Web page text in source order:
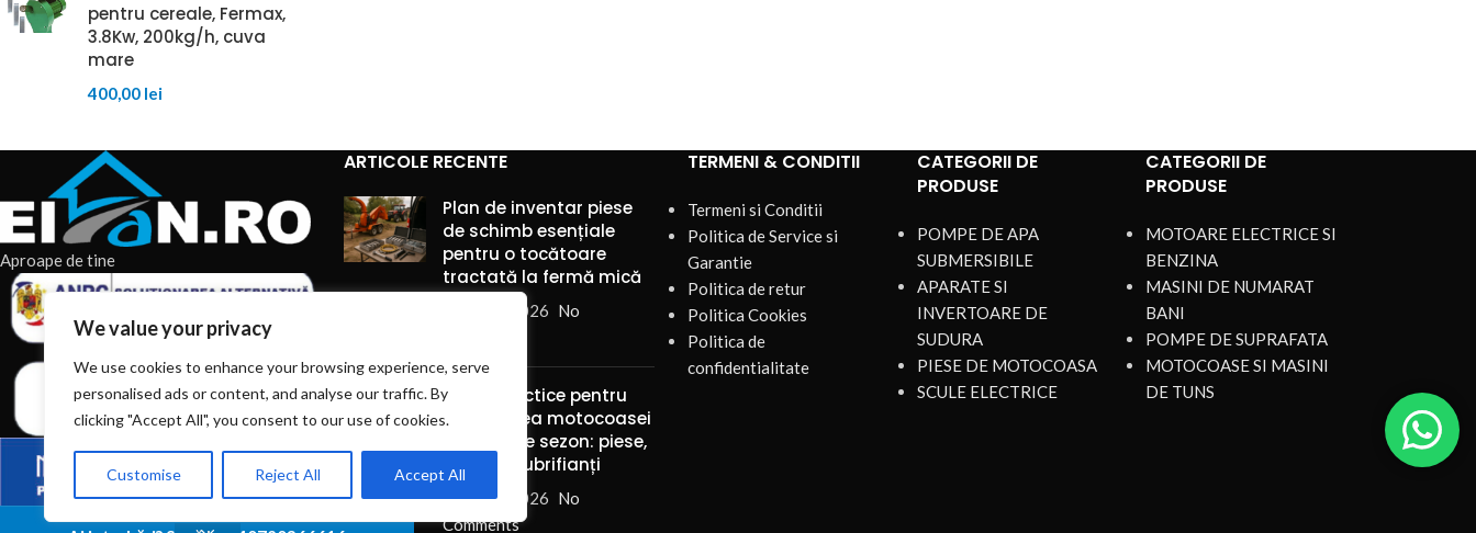
We value your privacy
We use cookies to enhance your browsing experience, serve
personalised ads or content, and analyse our traffic. By
clicking "Accept All", you consent to our use of cookies.
Customise Reject All Accept All
pentru cereale, Fermax,
3.8Kw, 200kg/h, cuva
mare
400,00 lei
Aproape de tine
ARTICOLE RECENTE
Plan de inventar piese
de schimb esențiale
pentru o tocătoare
tractată la fermă mică
7 august 2026 No
Truse practice pentru
întreținerea motocoasei
pe timp de sezon: piese,
unelte și lubrifianți
7 august 2026 No
Comments
TERMENI & CONDITII
Termeni si Conditii
Politica de Service si
Garantie
Politica de retur
Politica Cookies
Politica de
confidentialitate
CATEGORII DE
PRODUSE
POMPE DE APA
SUBMERSIBILE
APARATE SI
INVERTOARE DE
SUDURA
PIESE DE MOTOCOASA
SCULE ELECTRICE
CATEGORII DE
PRODUSE
MOTOARE ELECTRICE SI
BENZINA
MASINI DE NUMARAT
BANI
POMPE DE SUPRAFATA
MOTOCOASE SI MASINI
DE TUNS